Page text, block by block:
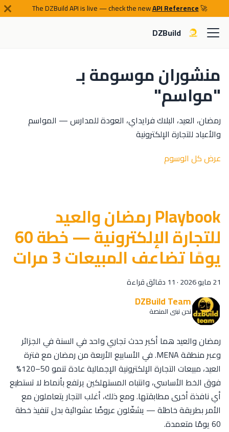
🚀 The DZBuild API is live — check the new
API Reference
DZBuild
منشوران موسومة بـ
"مواسم"
رمضان، العيد، البلاك فرايداي، العودة للمدارس — المواسم
والأعياد للتجارة الإلكترونية
عرض كل الوسوم
Playbook رمضان والعيد
للتجارة الإلكترونية — خطة 60
يومًا تضاعف المبيعات 3 مرات
21 مايو 2026 ·11 دقائق قراءة
DZBuild Team
نحن نبني المنصة
رمضان والعيد هما أكبر حدث تجاري واحد في السنة في الجزائر
وعبر منطقة MENA. في الأسابيع الأربعة من رمضان مع فترة
العيد، مبيعات التجارة الإلكترونية الإجمالية عادة تنمو 50–120%
فوق الخط الأساسي، وانتباه المستهلكين يرتفع بأنماط لا تستطيع
أي نافذة أخرى مطابقتها. ومع ذلك، أغلب التجار يتعاملون مع
الأمر بطريقة خاطئة — يشغّلون عروضًا عشوائية بدل تنفيذ خطة
60 يومًا متعمدة.